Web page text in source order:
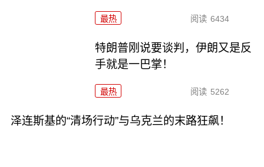
最热 阅读 6434
特朗普刚说要谈判，伊朗又是反
手就是一巴掌！
最热 阅读 5262
泽连斯基的“清场行动”与乌克兰的末路狂飙！